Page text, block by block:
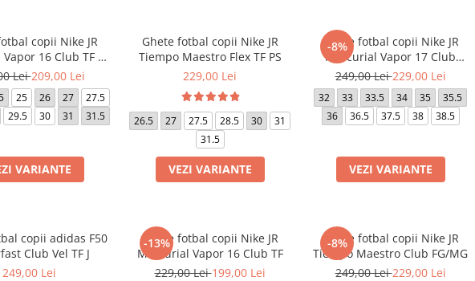
copii Nike JR
16 Club TF PS
(V)
Lei209,00 Lei
25 26 27
27.5
29.5 30 31 31.5
VARIANTE
Ghete fotbal copii Nike JR
Tiempo Maestro Flex TF PS
229,00 Lei
26.5 27 27.5 28.5 30
31
31.5
VEZI VARIANTE
-8%
Ghete fotbal copii Nike JR
Mercurial Vapor 17 Club
FG/MG
249,00 Lei229,00 Lei
32 33 33.5 34 35
35.5
36
36.5 37.5 38 38.5
VEZI VARIANTE
copii adidas F50
Club Vel TF J
249,00 Lei
-13%
Ghete fotbal copii Nike JR
Mercurial Vapor 16 Club TF
229,00 Lei199,00 Lei
-8%
Ghete fotbal copii Nike JR
Tiempo Maestro Club FG/MG
249,00 Lei229,00 Lei